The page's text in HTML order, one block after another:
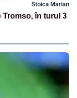
Stoica Marian
Tromso, în turul 3